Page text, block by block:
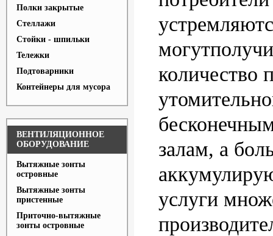
Полки закрытые
Стеллажи
Стойки - шпильки
Тележки
Подтоварники
Контейнеры для мусора
ВЕНТИЛЯЦИОННОЕ
ОБОРУДОВАНИЕ
Вытяжные зонты
островные
Вытяжные зонты
пристенные
Приточно-вытяжные
зонты островные
количество
залам, а
услуги